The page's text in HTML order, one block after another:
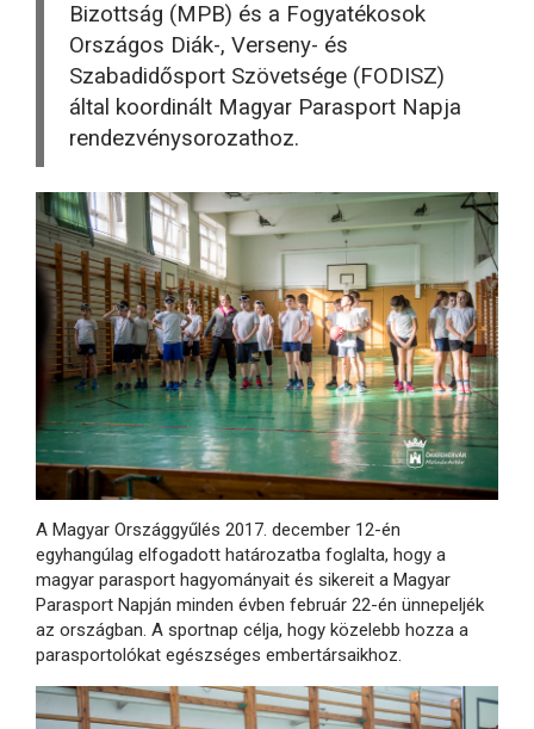
Bizottság (MPB) és a Fogyatékosok
Országos Diák-, Verseny- és
Szabadidősport Szövetsége (FODISZ)
által koordinált Magyar Parasport Napja
rendezvénysorozathoz.
A Magyar Országgyűlés 2017. december 12-én
egyhangúlag elfogadott határozatba foglalta, hogy a
magyar parasport hagyományait és sikereit a Magyar
Parasport Napján minden évben február 22-én ünnepeljék
az országban. A sportnap célja, hogy közelebb hozza a
parasportolókat egészséges embertársaikhoz.